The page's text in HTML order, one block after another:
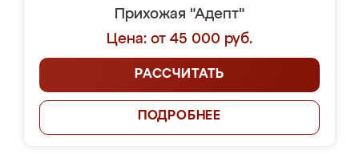
Прихожая "Адепт"
Цена: от 45 000 руб.
РАССЧИТАТЬ
ПОДРОБНЕЕ